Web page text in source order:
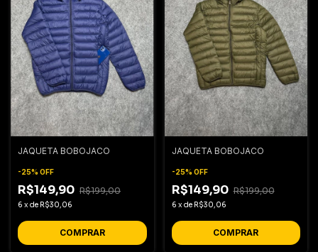
JAQUETA BOBOJACO
-25% OFF
R$149,90 R$199,00
6 xde R$30,06
COMPRAR
JAQUETA BOBOJACO
-25% OFF
R$149,90 R$199,00
6 xde R$30,06
COMPRAR